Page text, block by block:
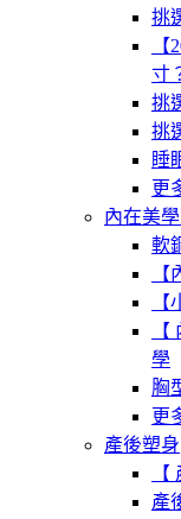
挑
寸
挑
挑
睡
更
內在美
軟
學
胸
更
產後塑身
產